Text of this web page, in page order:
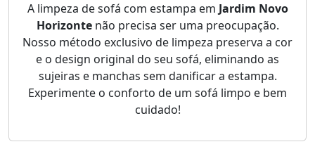
A limpeza de sofá com estampa em Jardim Novo
Horizontenão precisa ser uma preocupação.
Nosso método exclusivo de limpeza preserva a cor
e o design original do seu sofá, eliminando as
sujeiras e manchas sem danificar a estampa.
Experimente o conforto de um sofá limpo e bem
cuidado!